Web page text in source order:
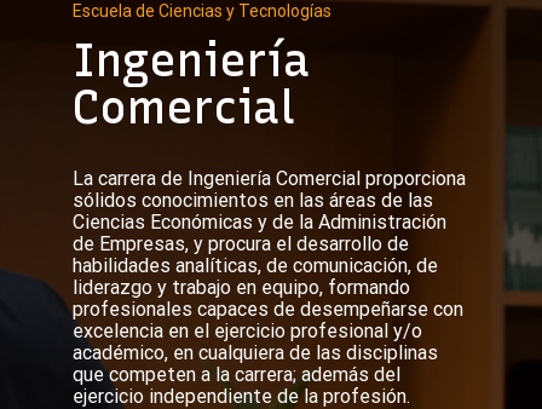
Escuela de Ciencias y Tecnologías
Ingeniería
Comercial
La carrera de Ingeniería Comercial proporciona
sólidos conocimientos en las áreas de las
Ciencias Económicas y de la Administración
de Empresas, y procura el desarrollo de
habilidades analíticas, de comunicación, de
liderazgo y trabajo en equipo, formando
profesionales capaces de desempeñarse con
excelencia en el ejercicio profesional y/o
académico, en cualquiera de las disciplinas
que competen a la carrera; además del
ejercicio independiente de la profesión.